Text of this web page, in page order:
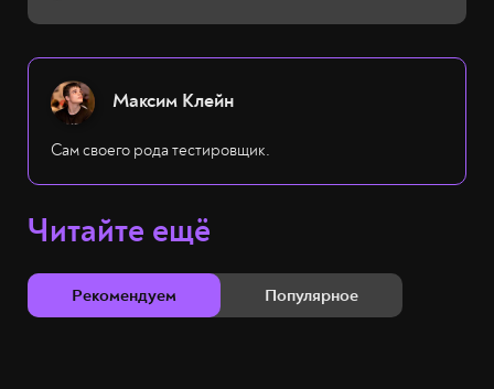
Максим Клейн
Сам своего рода тестировщик.
Читайте ещё
Рекомендуем Популярное